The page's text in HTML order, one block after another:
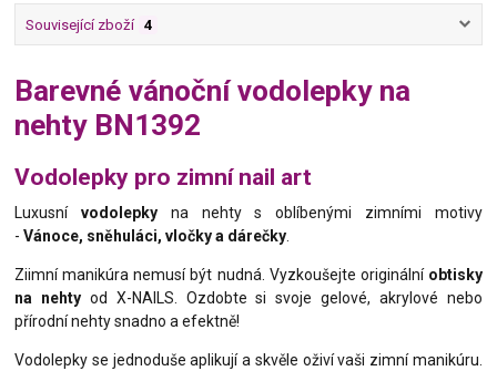
Související zboží 4
Barevné vánoční vodolepky na
nehty BN1392
Vodolepky pro zimní nail art
Luxusní vodolepkyna nehty s oblíbenými zimními motivy
-Vánoce, sněhuláci, vločky a dárečky
Ziimní manikúra nemusí být nudná. Vyzkoušejte originální obtisky
na nehty od X-NAILS. Ozdobte si svoje gelové, akrylové nebo
přírodní nehty snadno a efektně!
Vodolepky se jednoduše aplikují a skvěle oživí vaši zimní manikúru.